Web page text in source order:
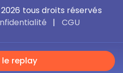
le replay
tous droits réservés
| CGU